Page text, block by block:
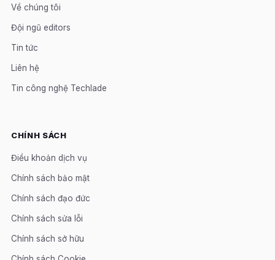
Về chúng tôi
Đội ngũ editors
Tin tức
Liên hệ
Tin công nghệ Techlade
CHÍNH SÁCH
Điều khoản dịch vụ
Chính sách bảo mật
Chính sách đạo đức
Chính sách sửa lỗi
Chính sách sở hữu